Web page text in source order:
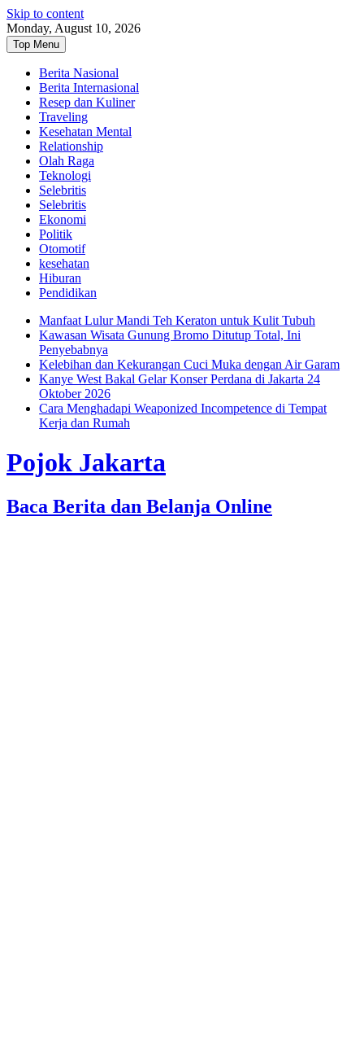
Skip to content
Monday, August 10, 2026
Top Menu
Berita Nasional
Berita Internasional
Resep dan Kuliner
Traveling
Kesehatan Mental
Relationship
Olah Raga
Teknologi
Selebritis
Selebritis
Ekonomi
Politik
Otomotif
kesehatan
Hiburan
Pendidikan
Manfaat Lulur Mandi Teh Keraton untuk Kulit Tubuh
Kawasan Wisata Gunung Bromo Ditutup Total, Ini
Penyebabnya
Kelebihan dan Kekurangan Cuci Muka dengan Air Garam
Kanye West Bakal Gelar Konser Perdana di Jakarta 24
Oktober 2026
Cara Menghadapi Weaponized Incompetence di Tempat
Kerja dan Rumah
Pojok Jakarta
Baca Berita dan Belanja Online